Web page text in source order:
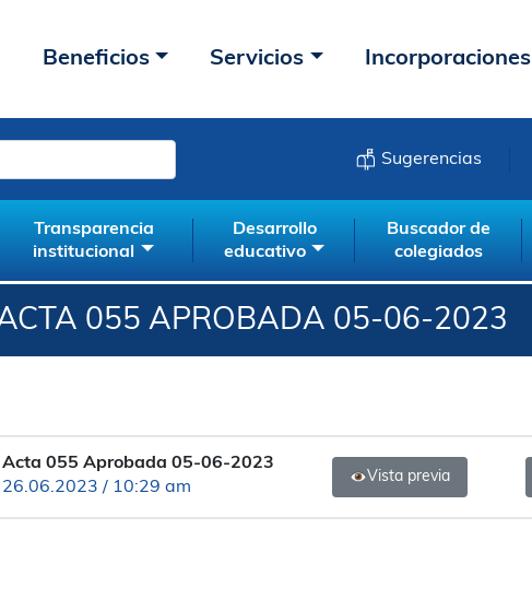
Beneficios Servicios Incorporaciones
Sugerencias
Transparencia
institucional
Desarrollo
educativo
Buscador de
colegiados
055 APROBADA 05-06-2023
Acta 055 Aprobada 05-06-2023
26.06.2023 / 10:29 am
Vista previa